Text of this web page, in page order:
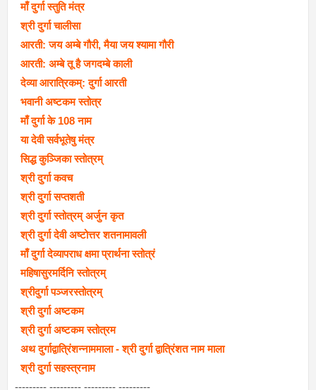
माँ दुर्गा स्तुति मंत्र
श्री दुर्गा चालीसा
आरती: जय अम्बे गौरी, मैया जय श्यामा गौरी
आरती: अम्बे तू है जगदम्बे काली
देव्या आरात्रिकम्: दुर्गा आरती
भवानी अष्टकम स्तोत्र
माँ दुर्गा के 108 नाम
या देवी सर्वभूतेषु मंत्र
सिद्ध कुञ्जिका स्तोत्रम्
श्री दुर्गा कवच
श्री दुर्गा सप्तशती
श्री दुर्गा स्तोत्रम् अर्जुन कृत
श्री दुर्गा देवी अष्टोत्तर शतनामावली
माँ दुर्गा देव्यापराध क्षमा प्रार्थना स्तोत्रं
महिषासुरमर्दिनि स्तोत्रम्
श्रीदुर्गा पञ्जरस्तोत्रम्
श्री दुर्गा अष्टकम
श्री दुर्गा अष्टकम स्तोत्रम
अथ दुर्गाद्वात्रिंशन्नाममाला - श्री दुर्गा द्वात्रिंशत नाम माला
श्री दुर्गा सहस्त्रनाम
--------- --------- --------- ---------